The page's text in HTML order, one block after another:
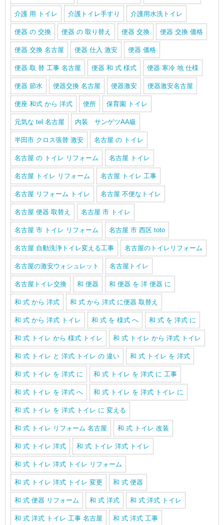
介護 用 トイレ 介護トイレ手すり 介護用水洗トイレ
便器 の 交換 便器 の 取り替え 便器 交換 便器 交換 価格
便器 交換 名古屋 便器 仕入 激安 便器 価格
便器 取 替 工事 名古屋 便器 和 式 様式 便器 寒冷 地 仕様
便器 節水 便器交換 名古屋 便器激安 便器激安名古屋
便座 和式 から 洋式 便所 保育園 トイレ
元気な tel 名古屋 内装 サンゲツAA級
半田市 クロス張替 激安 名古屋 の トイレ
名古屋 の トイレ リフォーム 名古屋 トイレ
名古屋 トイレ リフォーム 名古屋 トイレ 工事
名古屋 リフォーム トイレ 名古屋 不便なトイレ
名古屋 便器 取替え 名古屋 市 トイレ
名古屋 市 トイレ リフォーム 名古屋 市 西区 toto
名古屋 自動洗浄トイレ変える工事 名古屋のトイレリフォーム
名古屋の激安ウォシュレット 名古屋トイレ
名古屋トイレ交換 和 便器 和 便器 を 洋 便器 に
和 式 から 洋式 和 式 から 洋式 に便器 取替え
和 式 から 洋式 トイレ 和 式 を 様式 へ 和 式 を 洋式 に
和 式 トイレ から 様式 トイレ 和 式 トイレ から 洋式 トイレ
和 式 トイレ と 洋式 トイレ の 違い 和 式 トイレ を 洋式
和 式 トイレ を 洋式 に 和 式 トイレ を 洋式 に 工事
和 式 トイレ を 洋式 へ 和 式 トイレ を 洋式 トイレ に
和 式 トイレ を 洋式 トイレ に 変える
和 式 トイレ リフォーム 名古屋 和 式 トイレ 改装
和 式 トイレ 洋式 和 式 トイレ 洋式 トイレ
和 式 トイレ 洋式 トイレ リフォーム
和 式 トイレ 洋式 トイレ 変更 和 式 便器
和 式 便器 リフォーム 和 式 洋式 和 式 洋式 トイレ
和 式 洋式 トイレ 工事 名古屋 和 式 洋式 工事